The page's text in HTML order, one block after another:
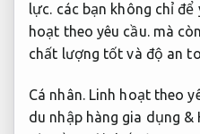
lực. các bạn không chỉ
hoạt theo yêu cầu.mà
chất lượng tốt và độ an
Cá nhân. Linh hoạt theo
du nhập hàng gia dụng &